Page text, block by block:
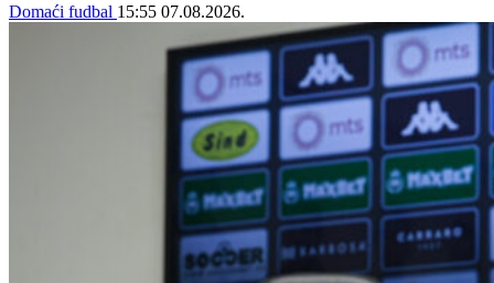
Domaći fudbal 15:55 07.08.2026.